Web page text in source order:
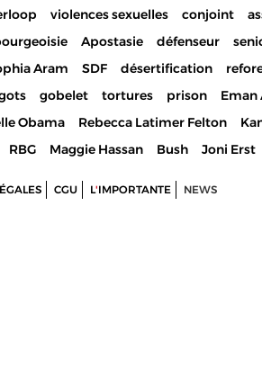
violences sexuelles conjoint
Apostasie défenseur
Aram SDF désertification
gobelet tortures prison Eman
Obama Rebecca Latimer Felton
RBG Maggie Hassan Bush Joni Erst
CGU L'IMPORTANTE NEWS